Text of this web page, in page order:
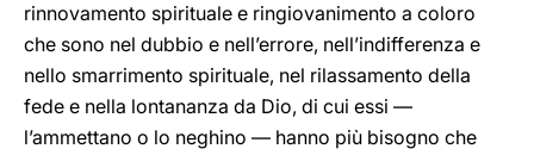
rinnovamento spirituale e ringiovanimento a coloro
che sono nel dubbio e nell’errore, nell’indifferenza e
nello smarrimento spirituale, nel rilassamento della
fede e nella lontananza da Dio, di cui essi —
l’ammettano o lo neghino — hanno più bisogno che